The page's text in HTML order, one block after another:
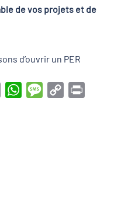
de vos projets et de
d’ouvrir un PER
Email WhatsAppMessage
Copy